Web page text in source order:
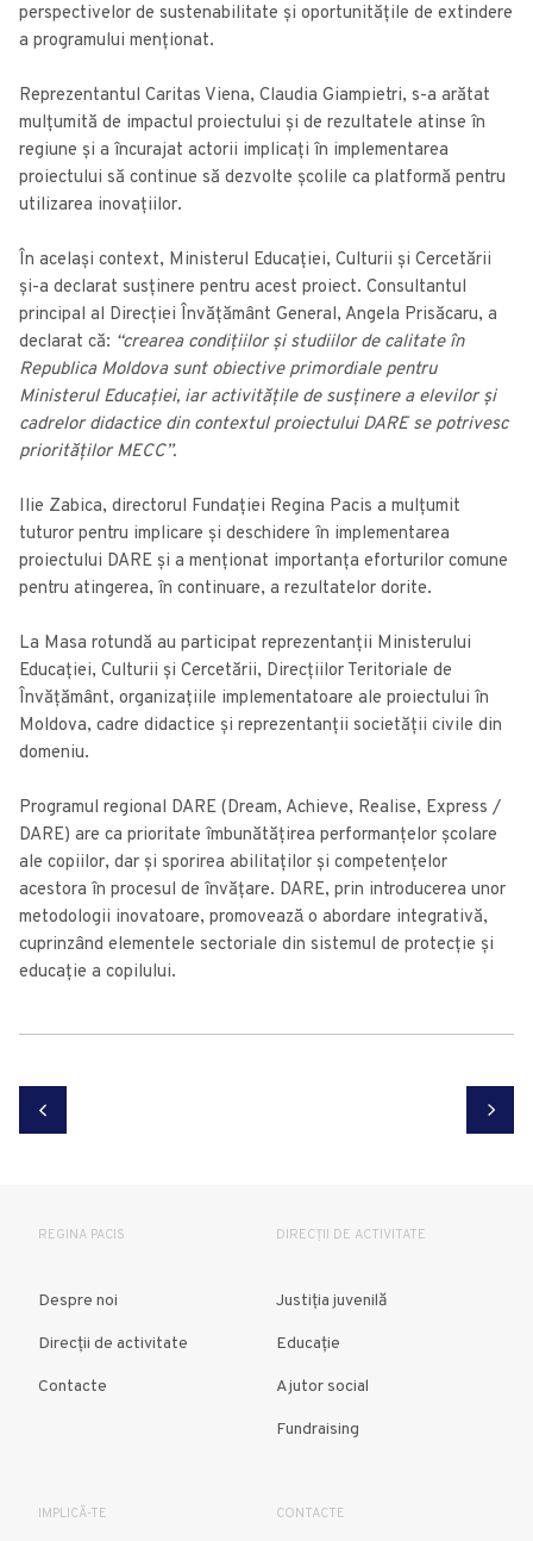
perspectivelor de sustenabilitate și oportunitățile de extindere
a programului menționat.
Reprezentantul Caritas Viena, Claudia Giampietri, s-a arătat
mulțumită de impactul proiectului și de rezultatele atinse în
regiune și a încurajat actorii implicați în implementarea
proiectului să continue să dezvolte școlile ca platformă pentru
utilizarea inovațiilor.
În același context, Ministerul Educației, Culturii și Cercetării
și-a declarat susținere pentru acest proiect. Consultantul
principal al Direcției Învățământ General, Angela Prisăcaru, a
declarat că: “crearea condițiilor și studiilor de calitate în
Republica Moldova sunt obiective primordiale pentru
Ministerul Educației, iar activitățile de susținere a elevilor și
cadrelor didactice din contextul proiectului DARE se potrivesc
priorităților MECC”.
Ilie Zabica, directorul Fundației Regina Pacis a mulțumit
tuturor pentru implicare și deschidere în implementarea
proiectului DARE și a menționat importanța eforturilor comune
pentru atingerea, în continuare, a rezultatelor dorite.
La Masa rotundă au participat reprezentanții Ministerului
Educației, Culturii și Cercetării, Direcțiilor Teritoriale de
Învățământ, organizațiile implementatoare ale proiectului în
Moldova, cadre didactice și reprezentanții societății civile din
domeniu.
Programul regional DARE (Dream, Achieve, Realise, Express /
DARE) are ca prioritate îmbunătățirea performanțelor școlare
ale copiilor, dar și sporirea abilitaților și competențelor
acestora în procesul de învățare. DARE, prin introducerea unor
metodologii inovatoare, promovează̆ o abordare integrativă,
cuprinzând elementele sectoriale din sistemul de protecție și
educație a copilului.
REGINA PACIS
Despre noi
Direcții de activitate
Contacte
DIRECȚII DE ACTIVITATE
Justiția juvenilă
Educație
Ajutor social
Fundraising
IMPLICĂ-TE CONTACTE